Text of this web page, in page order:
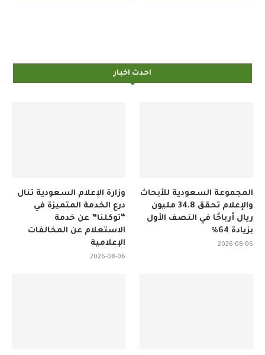
احدث اخبار
وزارة الإعلام السعودية تنال
درع الخدمة المتميزة في
“توكلنا” عن خدمة
الاستعلام عن المخالفات
الإعلامية
2026-08-06
المجموعة السعودية للأبحاث
والإعلام تحقق 34.8 مليون
ريال أرباحًا في النصف الأول
بزيادة 64%
2026-08-06